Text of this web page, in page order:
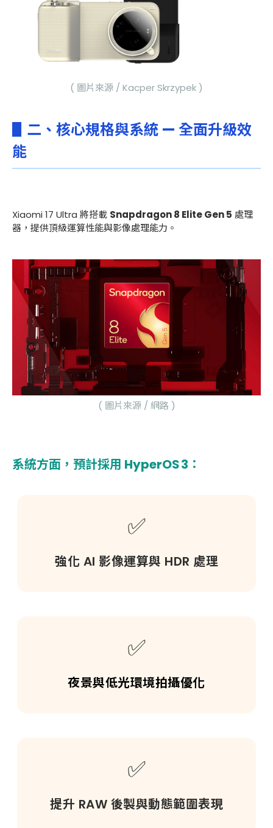
( 圖片來源 / Kacper Skrzypek )
▋二、核心規格與系統 — 全面升級效
能
Xiaomi 17 Ultra 將搭載 Snapdragon 8 Elite Gen 5 處理
器，提供頂級運算性能與影像處理能力。
( 圖片來源 / 網路 )
系統方面，預計採用 HyperOS 3 ：
✅
強化 AI 影像運算與 HDR 處理
✅
夜景與低光環境拍攝優化
✅
提升 RAW 後製與動態範圍表現